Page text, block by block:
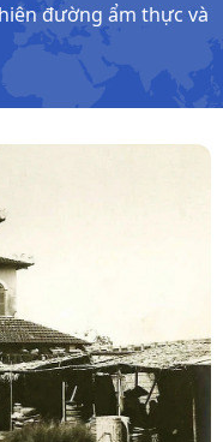
đường ẩm thực và